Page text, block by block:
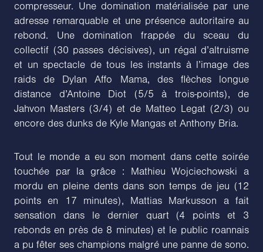
compresseur. Une domination matérialisée par une
adresse remarquable et une présence autoritaire au
rebond. Une domination frappée du sceau du
collectif (30 passes décisives), un régal d’altruisme
et un spectacle de tous les instants à l’image des
raids de Dylan Affo Mama, des flèches longue
distance d’Antoine Diot (5/5 à trois-points), de
Jahvon Masters (3/4) et de Matteo Legat (2/3) ou
encore des dunks de Kyle Mangas et Anthony Bria.
Tout le monde a eu son moment dans cette soirée
touchée par la grâce : Mathieu Wojciechowski a
mordu en pleine dents dans son temps de jeu (12
points en 17 minutes), Mattias Markusson a fait
sensation dans le dernier quart (4 points et 3
rebonds en près de 8 minutes) et le public roannais
a pu fêter ses champions malgré une panne de sono.